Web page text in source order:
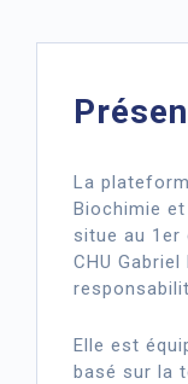
La
Biochimie
situe au 1er
CHU
Elle est
basé sur la